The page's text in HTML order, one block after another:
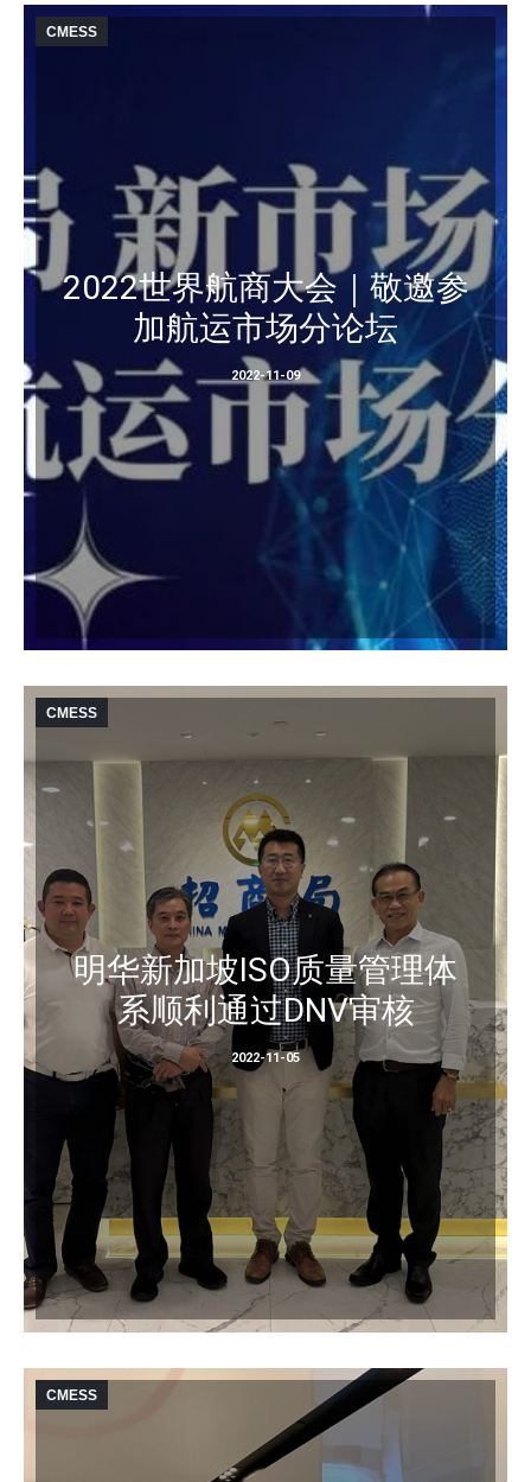
CMESS
2022世界航商大会｜敬邀参
加航运市场分论坛
2022-11-09
CMESS
明华新加坡ISO质量管理体
系顺利通过DNV审核
2022-11-05
CMESS